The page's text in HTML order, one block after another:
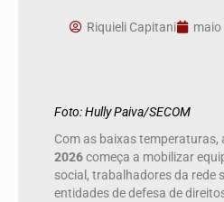
Riquieli Capitani maio
Foto: Hully Paiva/SECOM
Com as baixas temperaturas,
2026começa a mobilizar
social, trabalhadores da rede
entidades de defesa de